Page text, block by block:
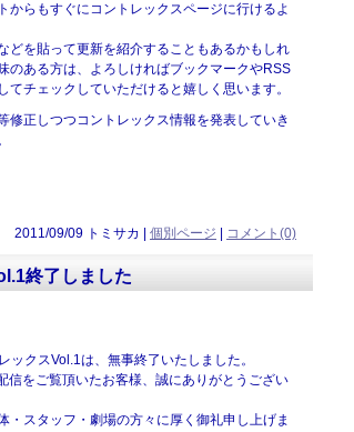
からもすぐにコントレックスページに行けるよ
どを貼って更新を紹介することもあるかもしれ
のある方は、よろしければブックマークやRSS
チェックしていただけると嬉しく思います。
修正しつつコントレックス情報を発表していき
2011/09/09 トミサカ | 個別ページ コメント(0)
終了しました
ックスVol.1は、無事終了いたしました。
信をご覧頂いたお客様、誠にありがとうござい
・スタッフ・劇場の方々に厚く御礼申し上げま